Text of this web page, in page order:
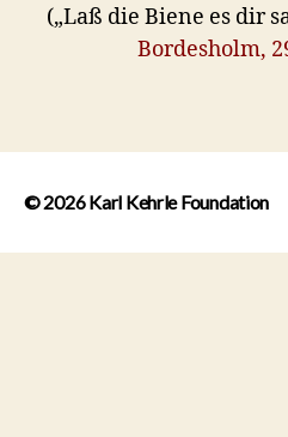
(„Laß die Biene es dir
Bordesholm,
© 2026Karl Kehrle Foundation